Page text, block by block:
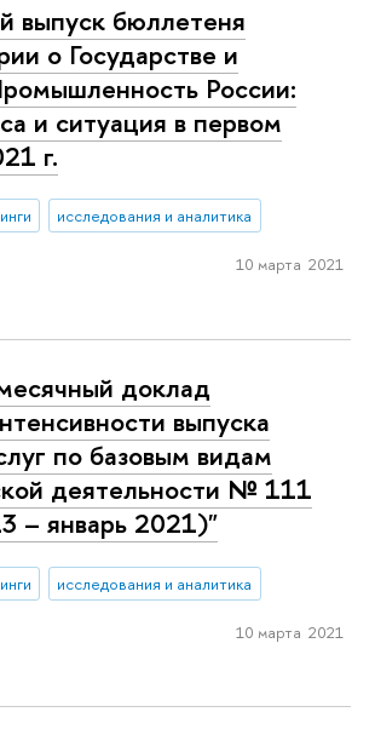
выпуск бюллетеня
о Государстве и
России:
и ситуация в первом
г.
исследования и аналитика
10 марта 2021
доклад
выпуска
по базовым видам
деятельности № 111
– январь 2021)"
исследования и аналитика
10 марта 2021